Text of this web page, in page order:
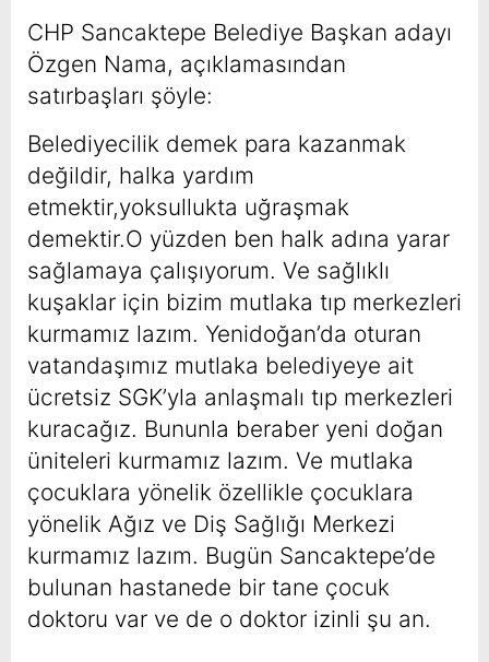
CHP Sancaktepe Belediye Başkan adayı
Özgen Nama, açıklamasından
satırbaşları şöyle:
Belediyecilik demek para kazanmak
değildir, halka yardım
etmektir,yoksullukta uğraşmak
demektir.O yüzden ben halk adına yarar
sağlamaya çalışıyorum. Ve sağlıklı
kuşaklar için bizim mutlaka tıp merkezleri
kurmamız lazım. Yenidoğan’da oturan
vatandaşımız mutlaka belediyeye ait
ücretsiz SGK’yla anlaşmalı tıp merkezleri
kuracağız. Bununla beraber yeni doğan
üniteleri kurmamız lazım. Ve mutlaka
çocuklara yönelik özellikle çocuklara
yönelik Ağız ve Diş Sağlığı Merkezi
kurmamız lazım. Bugün Sancaktepe’de
bulunan hastanede bir tane çocuk
doktoru var ve de o doktor izinli şu an.